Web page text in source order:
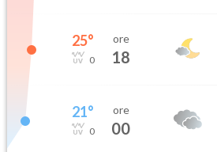
25°
0
ore
18
21°
0
ore
00